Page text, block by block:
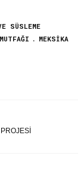
SÜSLEME
MEKSIKA